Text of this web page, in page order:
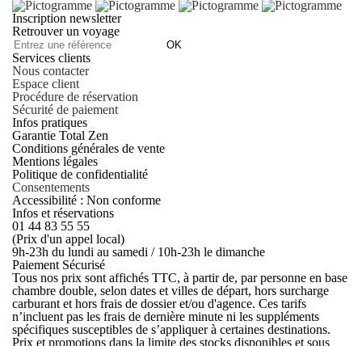
Inscription newsletter
Retrouver un voyage
OK
Services clients
Nous contacter
Espace client
Procédure de réservation
Sécurité de paiement
Infos pratiques
Garantie Total Zen
Conditions générales de vente
Mentions légales
Politique de confidentialité
Consentements
Accessibilité : Non conforme
Infos et réservations
01 44 83 55 55
(Prix d'un appel local)
9h-23h du lundi au samedi / 10h-23h le dimanche
Paiement Sécurisé
Tous nos prix sont affichés TTC, à partir de, par personne en base
chambre double, selon dates et villes de départ, hors surcharge
carburant et hors frais de dossier et/ou d'agence. Ces tarifs
n’incluent pas les frais de dernière minute ni les suppléments
spécifiques susceptibles de s’appliquer à certaines destinations.
Prix et promotions dans la limite des stocks disponibles et sous